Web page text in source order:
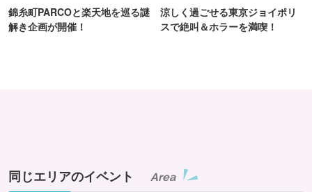
錦糸町PARCOと楽天地を巡る謎
解き企画が開催！
涼しく過ごせる東京ジョイポリ
スで絶叫＆ホラーを満喫！
同じエリアのイベント Area